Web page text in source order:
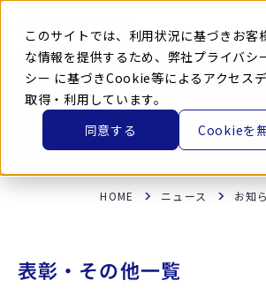
このサイトでは、利用状況に基づきお客
な情報を提供するため、弊社プライバシ
シー に基づきCookie等によるアクセス
取得・利用しています。
同意する
Cookieを
本
お知らせ
HOME ニュース お知
表彰・その他一覧